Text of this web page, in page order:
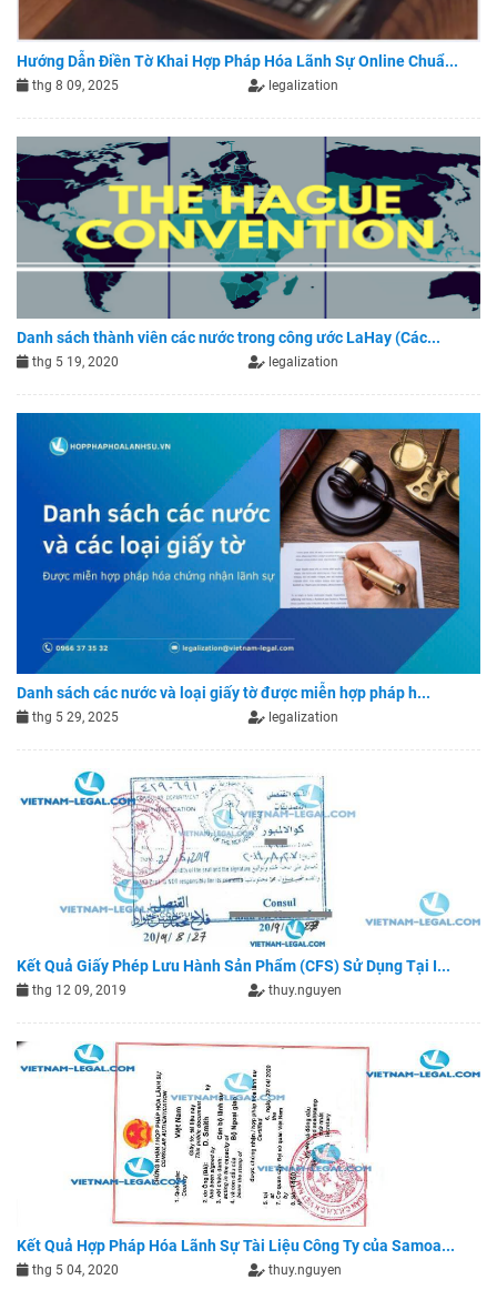
Hướng Dẫn Điền Tờ Khai Hợp Pháp Hóa Lãnh Sự Online Chuẩ...
thg 8 09, 2025 legalization
Danh sách thành viên các nước trong công ước LaHay (Các...
thg 5 19, 2020 legalization
Danh sách các nước và loại giấy tờ được miễn hợp pháp h...
thg 5 29, 2025 legalization
Kết Quả Giấy Phép Lưu Hành Sản Phẩm (CFS) Sử Dụng Tại I...
thg 12 09, 2019 thuy.nguyen
Kết Quả Hợp Pháp Hóa Lãnh Sự Tài Liệu Công Ty của Samoa...
thg 5 04, 2020 thuy.nguyen